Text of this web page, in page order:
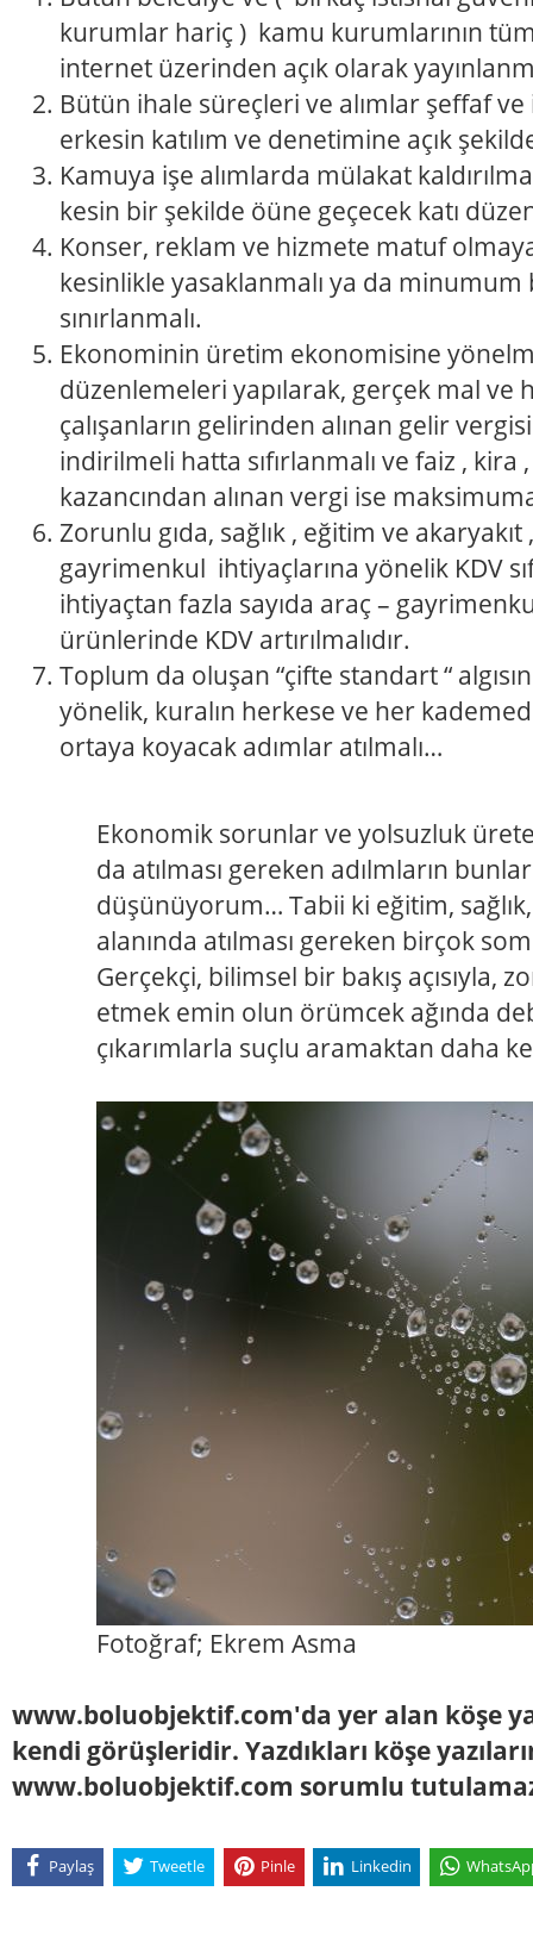
kurumlar hariç ) kamu kurumlarının
internet üzerinden açık olarak
Bütün ihale süreçleri ve alımlar şeffaf
erkesin katılım ve denetimine açık
Kamuya işe alımlarda mülakat
kesin bir şekilde öüne geçecek katı
Konser, reklam ve hizmete matuf
kesinlikle yasaklanmalı ya da
sınırlanmalı.
Ekonominin üretim ekonomisine
düzenlemeleri yapılarak, gerçek mal
çalışanların gelirinden alınan gelir
indirilmeli hatta sıfırlanmalı ve faiz , kira
kazancından alınan vergi ise
Zorunlu gıda, sağlık , eğitim ve
gayrimenkul ihtiyaçlarına yönelik KDV
ihtiyaçtan fazla sayıda araç –
ürünlerinde KDV artırılmalıdır.
Toplum da oluşan “çifte standart “
yönelik, kuralın herkese ve her
ortaya koyacak adımlar atılmalı…
Ekonomik sorunlar ve yolsuzluk
da atılması gereken adılmların
düşünüyorum… Tabii ki eğitim,
alanında atılması gereken birçok
Gerçekçi, bilimsel bir bakış açısıyla,
etmek emin olun örümcek ağında
çıkarımlarla suçlu aramaktan daha
Fotoğraf; Ekrem Asma
www.boluobjektif.com'da yer alan köşe
kendi görüşleridir. Yazdıkları köşe
www.boluobjektif.com sorumlu
Paylaş Tweetle Pinle Linkedin